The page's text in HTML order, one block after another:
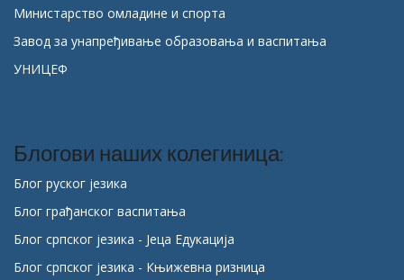
Министарство омладине и спорта
Завод за унапређивање образовања и васпитања
УНИЦЕФ
Блогови наших колегиница:
Блог руског језика
Блог грађанског васпитања
Блог српског језика - Јеца Едукација
Блог српског језика - Књижевна ризница